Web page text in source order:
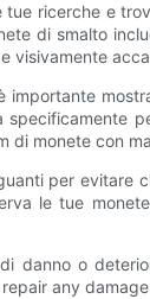
ricerche e
di smalto
visivamente
di monete con
per
le tue
danno o
any